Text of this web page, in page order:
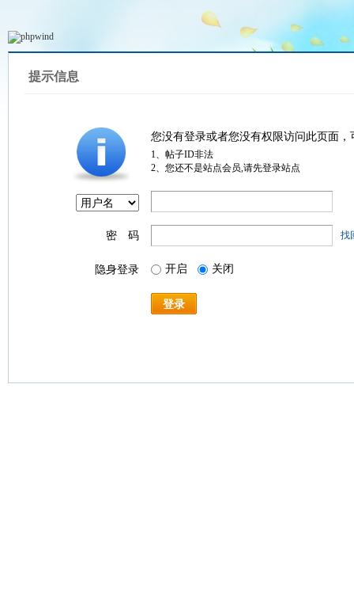
提示信息
您没有登录或者您没有权限访问此页面
1、帖子ID非法
2、您还不是站点会员,请先登录站点
密 码 找
隐身登录 开启 关闭
登录